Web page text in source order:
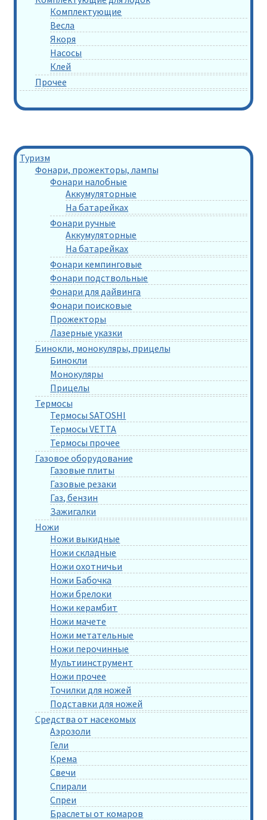
Комплектующие
Весла
Якоря
Насосы
Клей
Прочее
Туризм
Фонари, прожекторы, лампы
Фонари налобные
Аккумуляторные
На батарейках
Фонари ручные
Аккумуляторные
На батарейках
Фонари кемпинговые
Фонари подствольные
Фонари для дайвинга
Фонари поисковые
Прожекторы
Лазерные указки
Бинокли, монокуляры, прицелы
Бинокли
Монокуляры
Прицелы
Термосы
Термосы SATOSHI
Термосы VETTA
Термосы прочее
Газовое оборудование
Газовые плиты
Газовые резаки
Газ, бензин
Зажигалки
Ножи
Ножи выкидные
Ножи складные
Ножи охотничьи
Ножи Бабочка
Ножи брелоки
Ножи керамбит
Ножи мачете
Ножи метательные
Ножи перочинные
Мультиинструмент
Ножи прочее
Точилки для ножей
Подставки для ножей
Средства от насекомых
Аэрозоли
Гели
Крема
Свечи
Спирали
Спреи
Браслеты от комаров